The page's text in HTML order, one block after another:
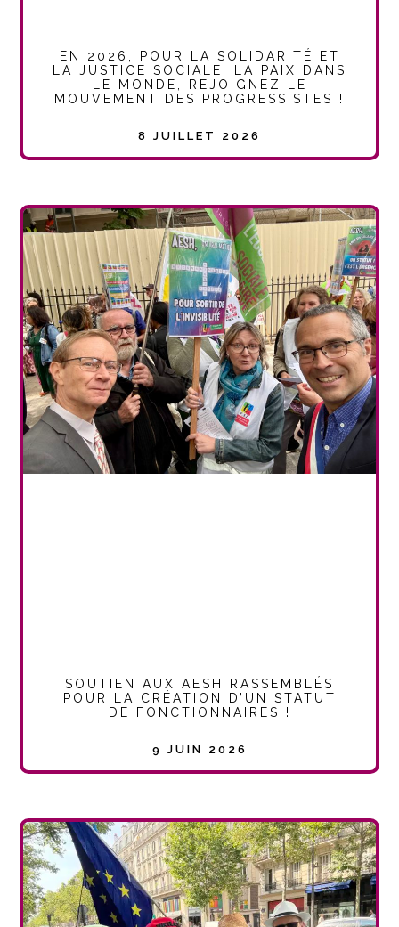
EN 2026, POUR LA SOLIDARITÉ ET
LA JUSTICE SOCIALE, LA PAIX DANS
LE MONDE, REJOIGNEZ LE
MOUVEMENT DES PROGRESSISTES !
8 JUILLET 2026
SOUTIEN AUX AESH RASSEMBLÉS
POUR LA CRÉATION D’UN STATUT
DE FONCTIONNAIRES !
9 JUIN 2026